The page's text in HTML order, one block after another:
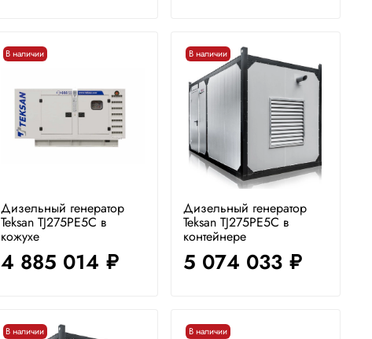
В наличии
Дизельный генератор
Teksan TJ275PE5C в
кожухе
4 885 014 руб.
В наличии
Дизельный генератор
Teksan TJ275PE5C в
контейнере
5 074 033 руб.
В наличии В наличии